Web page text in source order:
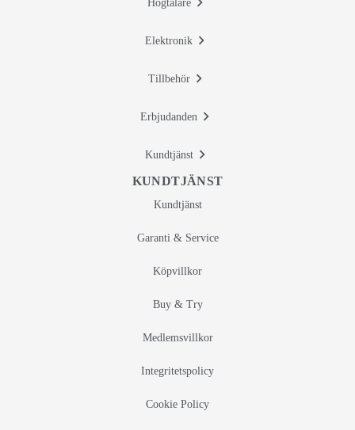
Högtalare
Elektronik
Tillbehör
Erbjudanden
Kundtjänst
KUNDTJÄNST
Kundtjänst
Garanti & Service
Köpvillkor
Buy & Try
Medlemsvillkor
Integritetspolicy
Cookie Policy